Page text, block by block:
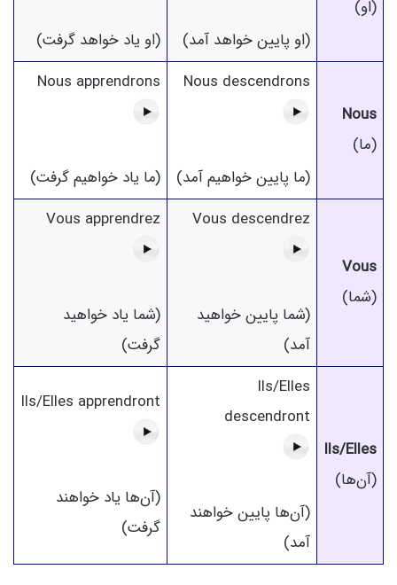
(او)
(او پایین خواهد آمد)
(او یاد خواهد گرفت)
Nous
(ما)
Nous descendrons
(ما پایین خواهیم آمد)
Nous apprendrons
(ما یاد خواهیم گرفت)
Vous
(شما)
Vous descendrez
(شما پایین خواهید
آمد)
Vous apprendrez
(شما یاد خواهید
گرفت)
Ils/Elles
(آن‌ها)
Ils/Elles
descendront
(آن‌ها پایین خواهند
آمد)
Ils/Elles apprendront
(آن‌ها یاد خواهند
گرفت)